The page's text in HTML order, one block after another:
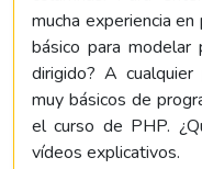
mucha experiencia
básico para modelar
dirigido? A cualquier
muy básicos de
el curso de PHP.
vídeos explicativos.